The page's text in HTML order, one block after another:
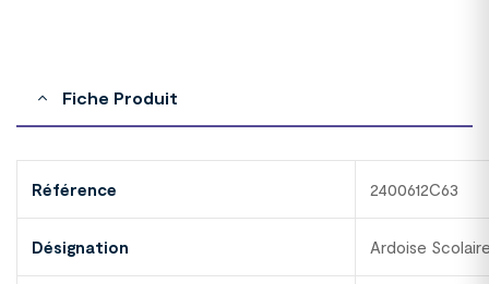
Fiche Produit
Référence 2400612C63
Désignation Ardoise